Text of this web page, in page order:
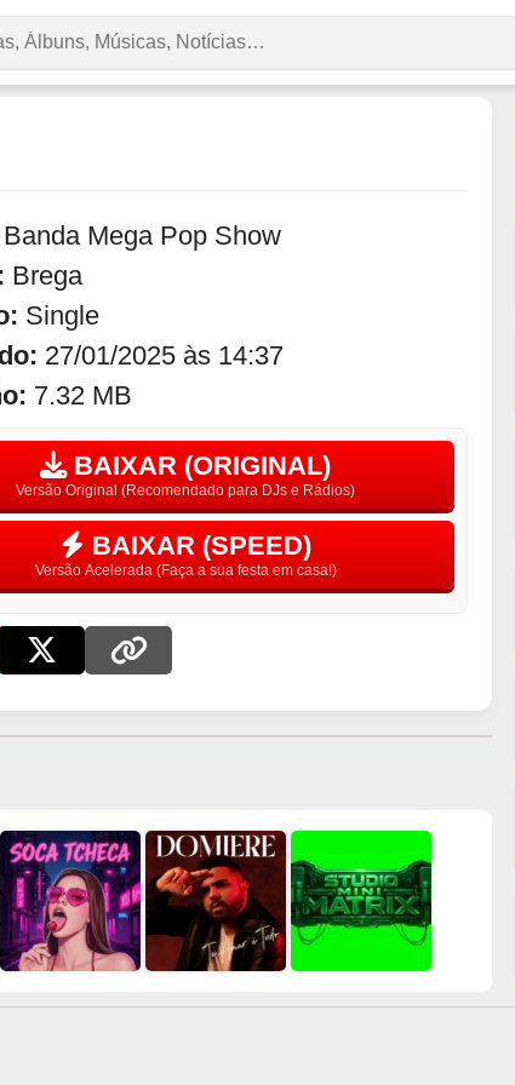
Banda Mega Pop Show
Brega
Single
27/01/2025 às 14:37
7.32 MB
BAIXAR (ORIGINAL)
Versão Original (Recomendado para DJs e Rádios)
BAIXAR (SPEED)
Versão Acelerada (Faça a sua festa em casa!)